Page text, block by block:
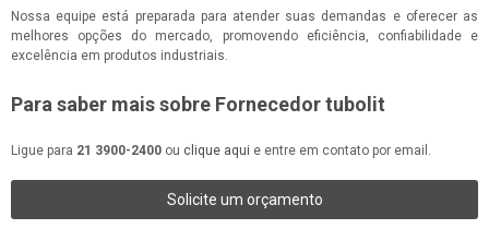
Nossa equipe está preparada para atender suas demandas e oferecer as
melhores opções do mercado, promovendo eficiência, confiabilidade e
excelência em produtos industriais.
Para saber mais sobre Fornecedor tubolit
Ligue para 21 3900-2400 ou clique aqui e entre em contato por email.
Solicite um orçamento